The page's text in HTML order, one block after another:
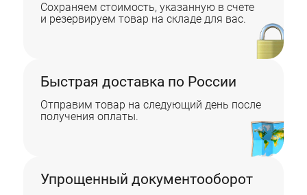
Сохраняем стоимость, указанную в счете
и резервируем товар на складе для вас.
Быстрая доставка по России
Отправим товар на следующий день после
получения оплаты.
Упрощенный документооборот